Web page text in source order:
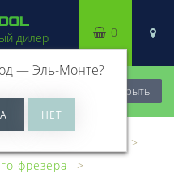
Закрыть
дилер
—Эль-Монте?
0
фрезера